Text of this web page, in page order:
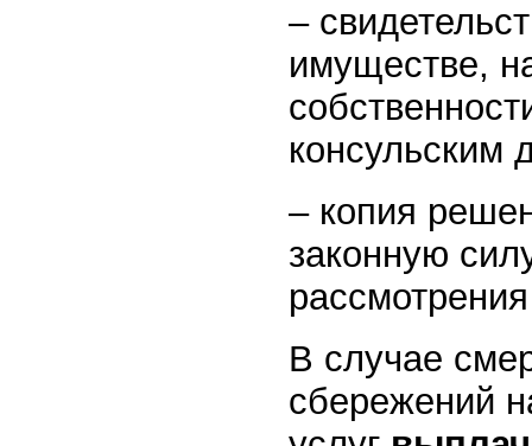
–
имуществе,
– копия
законную
В случае
сбережений